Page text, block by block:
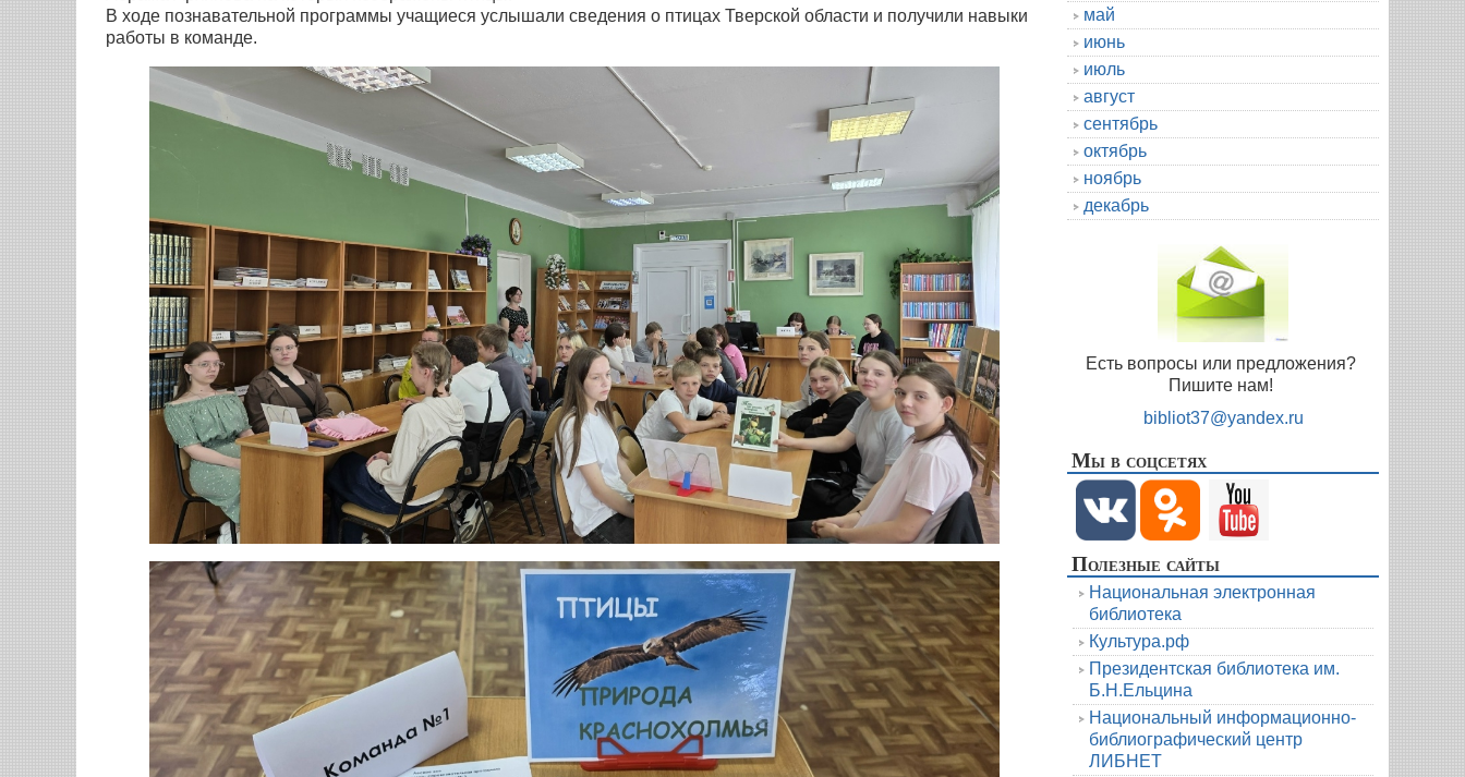
В ходе познавательной программы учащиеся услышали сведения о птицах Тверской области и получили навыки
работы в команде.
май
июнь
июль
август
сентябрь
октябрь
ноябрь
декабрь
Есть вопросы или предложения?
Пишите нам!
bibliot37@yandex.ru
Мы в соцсетях
Полезные сайты
Национальная электронная
библиотека
Культура.рф
Президентская библиотека им.
Б.Н.Ельцина
Национальный информационно-
библиографический центр
ЛИБНЕТ